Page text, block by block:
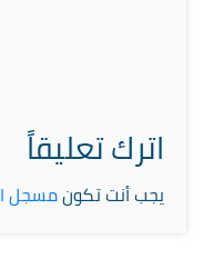
اترك تعليقاً
يجب أنت تكونمسجل